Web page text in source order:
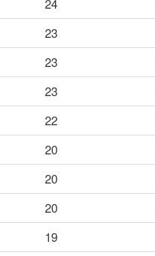
24
23
23
23
22
20
20
20
19